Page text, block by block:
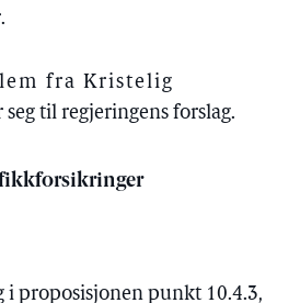
fra Kristelig
seg til regjeringens forslag.
i proposisjonen punkt 10.4.3,